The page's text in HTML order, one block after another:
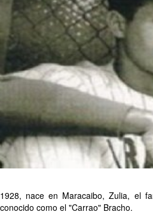
1928, nace en Maracaibo, Zulia, el
conocido como el "Carrao" Bracho.